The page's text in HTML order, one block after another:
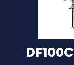
DF100C